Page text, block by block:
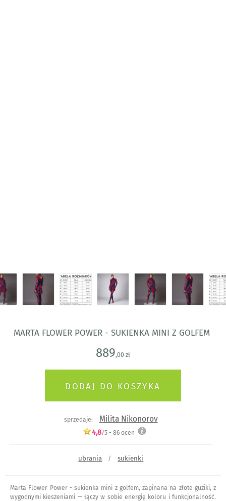
Marta Flower Power - sukienka mini z golfem
889,00 zł
sprzedaje: Milita Nikonorov
4,8/5 - 86 ocen
ubrania / sukienki
Marta Flower Power - sukienka mini z golfem, zapinana na złote guziki, z
wygodnymi kieszeniami — łączy w sobie energię koloru i funkcjonalność.